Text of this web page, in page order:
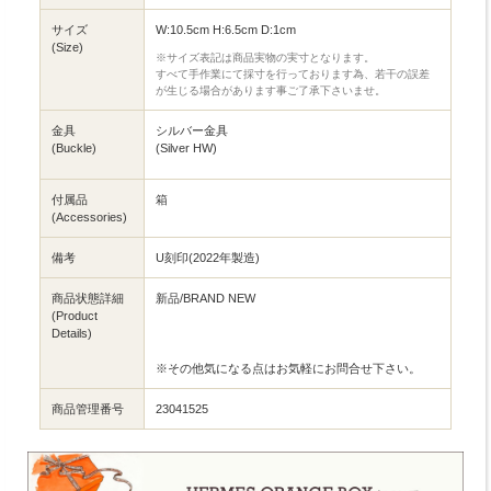
サイズ
(Size)
W:10.5cm H:6.5cm D:1cm
※サイズ表記は商品実物の実寸となります。
すべて手作業にて採寸を行っております為、若干の誤差
が生じる場合があります事ご了承下さいませ。
金具
(Buckle)
シルバー金具
(Silver HW)
付属品
(Accessories)
箱
備考 U刻印(2022年製造)
商品状態詳細
(Product
Details)
新品/BRAND NEW
※その他気になる点はお気軽にお問合せ下さい。
商品管理番号 23041525